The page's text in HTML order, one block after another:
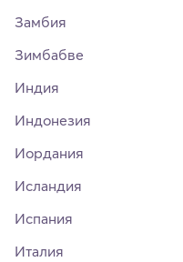
Замбия
Зимбабве
Индия
Индонезия
Иордания
Исландия
Испания
Италия